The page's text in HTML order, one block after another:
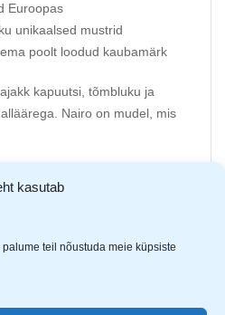
kasutab
teil nõustuda meie küpsiste
Euroopas
unikaalsed mustrid
poolt loodud kaubamärk
kapuutsi, tõmbluku ja
Nairo on mudel, mis
mis on hingav, pehmem,
kangaste värvimisprotsess on